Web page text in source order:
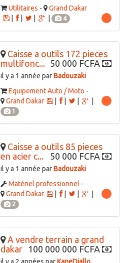
Utilitaires -
Grand Dakar
|
4
Caisse a outils 172 pieces
multifonc... 50 000 FCFA
il y a 1 année parBadouzaki
Equipement Auto / Moto -
Grand Dakar
|
1
Caisse a outils 85 pieces
en acier c...
50 000 FCFA
il y a 1 année parBadouzaki
Matériel professionnel -
Grand Dakar
|
2
A vendre terrain a grand
dakar
100 000 000 FCFA